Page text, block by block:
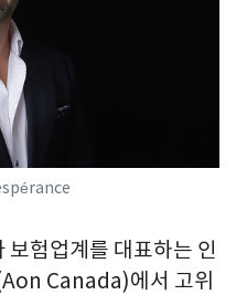
험업계를 대표하는 인
Canada)에서 고위